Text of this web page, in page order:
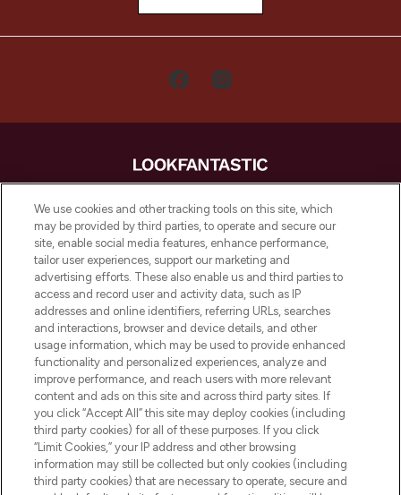
LOOKFANTASTIC is de ultieme online
beautybestemming van Europa, met de
beste huidverzorging, haarproducten en
make-up van meer dan 200 topmerken.
Shop online of via de app, met gratis
verzending vanaf €40.
Cookie-toestemming
Do Not Sell or Share My Personal
Information
HELP & INFORMATIE
BEDRIJFSINFORMATIE
We use cookies and other tracking tools on this site, which
may be provided by third parties, to operate and secure our
site, enable social media features, enhance performance,
tailor user experiences, support our marketing and
advertising efforts. These also enable us and third parties to
access and record user and activity data, such as IP
addresses and online identifiers, referring URLs, searches
and interactions, browser and device details, and other
usage information, which may be used to provide enhanced
functionality and personalized experiences, analyze and
improve performance, and reach users with more relevant
content and ads on this site and across third party sites. If
you click “Accept All” this site may deploy cookies (including
third party cookies) for all of these purposes. If you click
“Limit Cookies,” your IP address and other browsing
information may still be collected but only cookies (including
third party cookies) that are necessary to operate, secure and